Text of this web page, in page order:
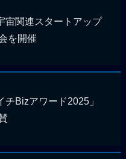
宙関連スタートアップ
を開催
チBizアワード2025」